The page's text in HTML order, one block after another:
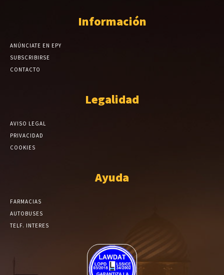
Información
ANÚNCIATE EN EPY
SUBSCRIBIRSE
CONTACTO
Legalidad
AVISO LEGAL
PRIVACIDAD
COOKIES
Ayuda
FARMACIAS
AUTOBUSES
TELF. INTERES